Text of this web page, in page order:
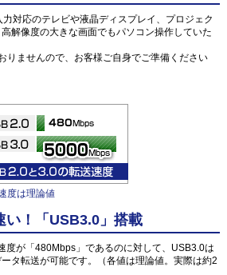
対応のテレビや液晶ディスプレイ、プロジェク
解像度の大きな画面でもパソコン操作していた
りませんので、お客様ご自身でご準備ください
度は理論値
い！「USB3.0」搭載
度が「480Mbps」であるのに対して、USB3.0は
タ転送が可能です。（各値は理論値。実際は約2